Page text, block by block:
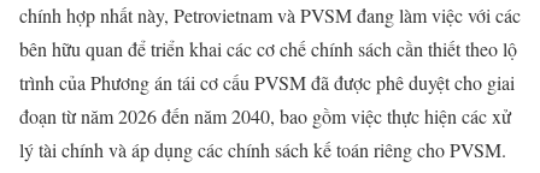
chính hợp nhất này, Petrovietnam và PVSM đang làm việc với các
bên hữu quan để triển khai các cơ chế chính sách cần thiết theo lộ
trình của Phương án tái cơ cấu PVSM đã được phê duyệt cho giai
đoạn từ năm 2026 đến năm 2040, bao gồm việc thực hiện các xử
lý tài chính và áp dụng các chính sách kế toán riêng cho PVSM.